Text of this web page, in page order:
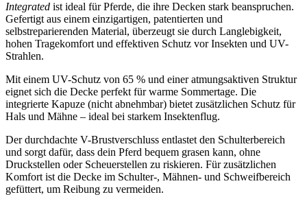
Integrated ist ideal für Pferde, die ihre Decken stark beanspruchen.
Gefertigt aus einem einzigartigen, patentierten und
selbstreparierenden Material, überzeugt sie durch Langlebigkeit,
hohen Tragekomfort und effektiven Schutz vor Insekten und UV-
Strahlen.
Mit einem UV-Schutz von 65 % und einer atmungsaktiven Struktur
eignet sich die Decke perfekt für warme Sommertage. Die
integrierte Kapuze (nicht abnehmbar) bietet zusätzlichen Schutz für
Hals und Mähne – ideal bei starkem Insektenflug.
Der durchdachte V-Brustverschluss entlastet den Schulterbereich
und sorgt dafür, dass dein Pferd bequem grasen kann, ohne
Druckstellen oder Scheuerstellen zu riskieren. Für zusätzlichen
Komfort ist die Decke im Schulter-, Mähnen- und Schweifbereich
gefüttert, um Reibung zu vermeiden.